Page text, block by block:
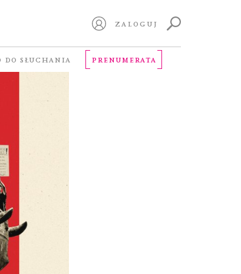
ZALOGUJ
DO SŁUCHANIA PRENUMERATA